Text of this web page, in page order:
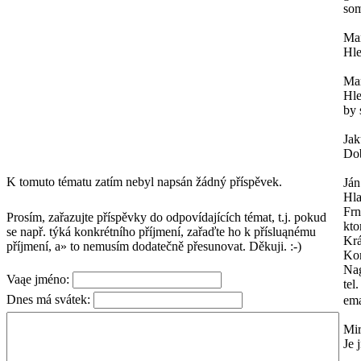
K tomuto tématu zatím nebyl napsán žádný příspěvek.
Prosím, zařazujte příspěvky do odpovídajících témat, t.j. pokud
se např. týká konkrétního příjmení, zařaďte ho k přísluąnému
příjmení, a» to nemusím dodatečně přesunovat. Děkuji. :-)
Vaąe jméno:
Dnes má svátek:
by
Ján
Je